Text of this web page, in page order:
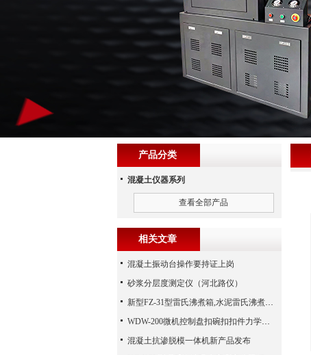
产品分类
混凝土仪器系列
查看全部产品
相关文章
混凝土振动台操作要持证上岗
砂浆分层度测定仪（河北路仪）
新型FZ-31型雷氏沸煮箱,水泥雷氏沸煮箱,（沧州路仪）
WDW-200微机控制盘扣碗扣扣件力学试验机配置夹具详单
混凝土抗渗脱模一体机新产品发布